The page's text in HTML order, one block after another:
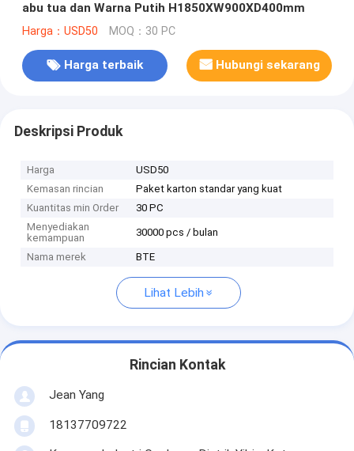
abu tua dan Warna Putih H1850XW900XD400mm
Harga：USD50 MOQ：30 PC
Harga terbaik Hubungi sekarang
Deskripsi Produk
Harga
USD50
Kemasan rincian
Paket karton standar yang kuat
Kuantitas min Order
30 PC
Menyediakan
kemampuan
30000 pcs / bulan
Nama merek BTE
Lihat Lebih
Rincian Kontak
Jean Yang
18137709722